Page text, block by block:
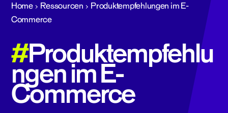
Home Ressourcen
Produktempfehlungen im E-
Commerce
#Produktempfehlu
ngen im E-
Commerce